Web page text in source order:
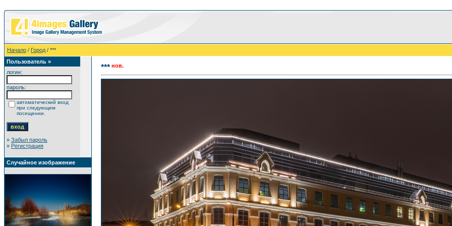
Начало / Город / ***
Пользователь »
логин:
пароль:
автоматический вход
при следующем
посещении.
» Забыл пароль
» Регистрация
Случайное изображение
*** нов.